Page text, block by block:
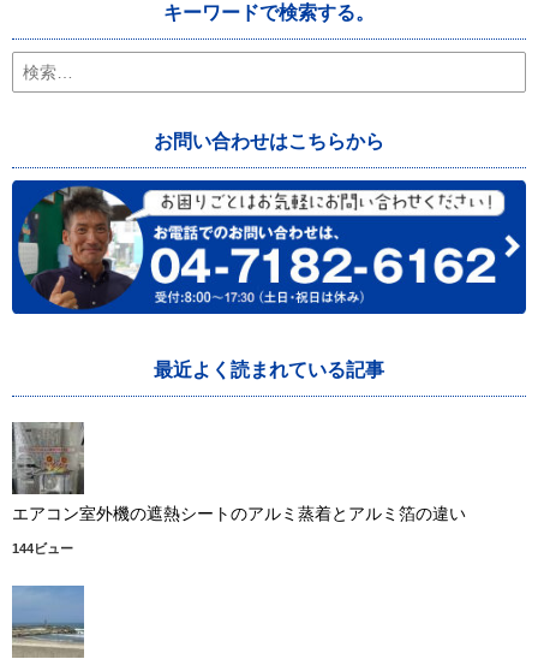
キーワードで検索する。
検
索:
お問い合わせはこちらから
最近よく読まれている記事
エアコン室外機の遮熱シートのアルミ蒸着とアルミ箔の違い
144ビュー